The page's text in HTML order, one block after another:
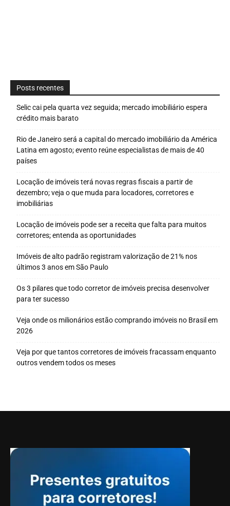
Posts recentes
Selic cai pela quarta vez seguida; mercado imobiliário espera
crédito mais barato
Rio de Janeiro será a capital do mercado imobiliário da América
Latina em agosto; evento reúne especialistas de mais de 40
países
Locação de imóveis terá novas regras fiscais a partir de
dezembro; veja o que muda para locadores, corretores e
imobiliárias
Locação de imóveis pode ser a receita que falta para muitos
corretores; entenda as oportunidades
Imóveis de alto padrão registram valorização de 21% nos
últimos 3 anos em São Paulo
Os 3 pilares que todo corretor de imóveis precisa desenvolver
para ter sucesso
Veja onde os milionários estão comprando imóveis no Brasil em
2026
Veja por que tantos corretores de imóveis fracassam enquanto
outros vendem todos os meses